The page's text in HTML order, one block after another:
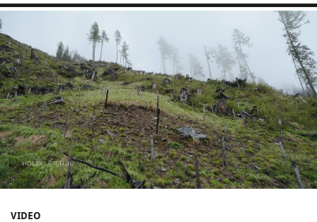
VIDEO